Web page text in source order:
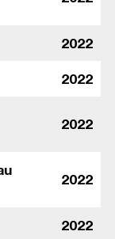
2022
2022
2022
2022
2022